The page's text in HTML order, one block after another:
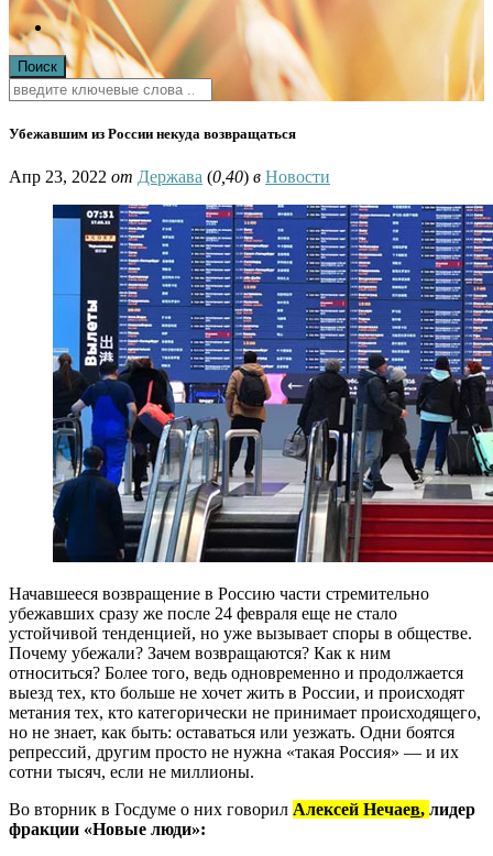
Убежавшим из России некуда возвращаться
Апр 23, 2022 от Держава (0,40) в Новости
Начавшееся возвращение в Россию части стремительно
убежавших сразу же после 24 февраля еще не стало
устойчивой тенденцией, но уже вызывает споры в обществе.
Почему убежали? Зачем возвращаются? Как к ним
относиться? Более того, ведь одновременно и продолжается
выезд тех, кто больше не хочет жить в России, и происходят
метания тех, кто категорически не принимает происходящего,
но не знает, как быть: оставаться или уезжать. Одни боятся
репрессий, другим просто не нужна «такая Россия» — и их
сотни тысяч, если не миллионы.
Во вторник в Госдуме о них говорил Алексей Нечаев, лидер
фракции «Новые люди»: